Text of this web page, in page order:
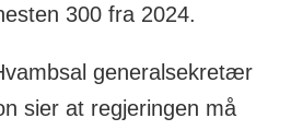
300 fra 2024.
generalsekretær
sier at regjeringen må